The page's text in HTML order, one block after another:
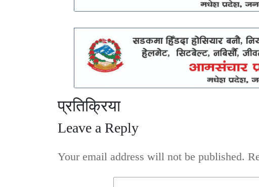
प्रतिक्रिया
Leave a Reply
Your email address will not be published.